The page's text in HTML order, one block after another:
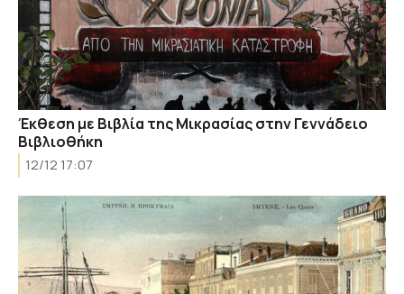
Έκθεση με Βιβλία της Μικρασίας στην Γεννάδειο
Βιβλιοθήκη
12/12 17:07